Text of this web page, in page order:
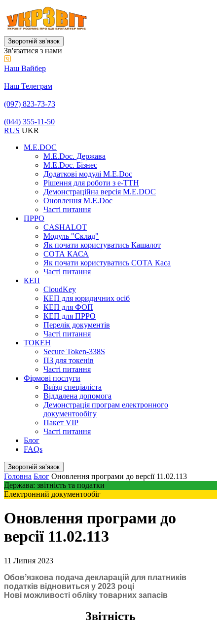
Зворотній звʼязок
Зв'язатися з нами
Наш Вайбер
Наш Телеграм
(097) 823-73-73
(044) 355-11-50
RUS UKR
M.E.DOC
M.E.Doc. Держава
M.E.Doc. Бізнес
Додаткові модулі M.E.Doc
Рішення для роботи з е-ТТН
Демонстраційна версія M.E.DOC
Оновлення M.E.Doc
Часті питання
ПРРО
CASHALOT
Модуль "Склад"
Як почати користуватись Кашалот
СОТА КАСА
Як почати користуватись СОТА Каса
Часті питання
КЕП
CloudKey
КЕП для юридичних осіб
КЕП для ФОП
КЕП для ПРРО
Перелік документів
Часті питання
ТОКЕН
Secure Token-338S
ПЗ для токенів
Часті питання
Фірмові послуги
Виїзд спеціаліста
Віддалена допомога
Демонстрація програм електронного
документообігу
Пакет VIP
Часті питання
Блог
FAQs
Зворотній звʼязок
Головна Блог Оновлення програми до версії 11.02.113
Держава: звітність та податки
Електронний документообіг
Оновлення програми до
версії 11.02.113
11 Липня 2023
Обовʼязкова подача декларацій для платників
податків відновиться у 2023 році
Нові можливості обліку товарних запасів
Звітність